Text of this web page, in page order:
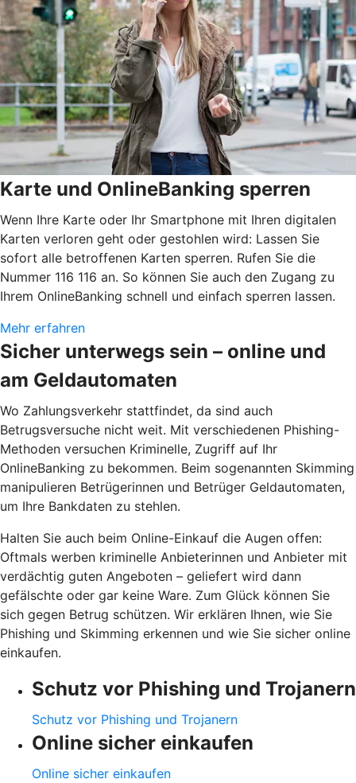
Karte und OnlineBanking sperren
Wenn Ihre Karte oder Ihr Smartphone mit Ihren digitalen
Karten verloren geht oder gestohlen wird: Lassen Sie
sofort alle betroffenen Karten sperren. Rufen Sie die
Nummer 116 116 an. So können Sie auch den Zugang zu
Ihrem OnlineBanking schnell und einfach sperren lassen.
Mehr erfahren
Sicher unterwegs sein – online und
am Geldautomaten
Wo Zahlungsverkehr stattfindet, da sind auch
Betrugsversuche nicht weit. Mit verschiedenen Phishing-
Methoden versuchen Kriminelle, Zugriff auf Ihr
OnlineBanking zu bekommen. Beim sogenannten Skimming
manipulieren Betrügerinnen und Betrüger Geldautomaten,
um Ihre Bankdaten zu stehlen.
Halten Sie auch beim Online-Einkauf die Augen offen:
Oftmals werben kriminelle Anbieterinnen und Anbieter mit
verdächtig guten Angeboten – geliefert wird dann
gefälschte oder gar keine Ware. Zum Glück können Sie
sich gegen Betrug schützen. Wir erklären Ihnen, wie Sie
Phishing und Skimming erkennen und wie Sie sicher online
einkaufen.
Schutz vor Phishing und Trojanern
Schutz vor Phishing und Trojanern
Online sicher einkaufen
Online sicher einkaufen